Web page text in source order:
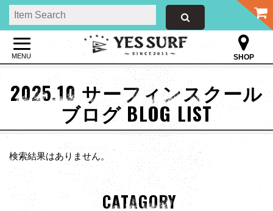
MENU SHOP
2025.10 サーフィンスクール
ブログ BLOG LIST
検索結果はありません。
CATAGORY